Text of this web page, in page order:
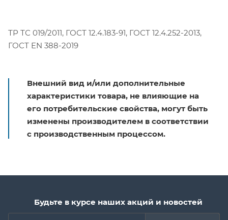
ТР ТС 019/2011, ГОСТ 12.4.183-91, ГОСТ 12.4.252-2013,
ГОСТ EN 388-2019
Внешний вид и/или дополнительные
характеристики товара, не влияющие на
его потребительские свойства, могут быть
изменены производителем в соответствии
с производственным процессом.
Будьте в курсе наших акций и новостей